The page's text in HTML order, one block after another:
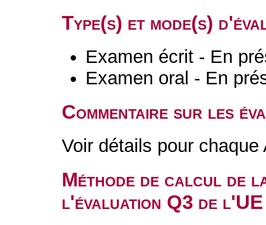
Type(s) et mode(s)
Examen écrit - En
Examen oral - En
Commentaire sur les
Voir détails pour chaque
Méthode de calcul de
l'évaluation Q3 de l'UE